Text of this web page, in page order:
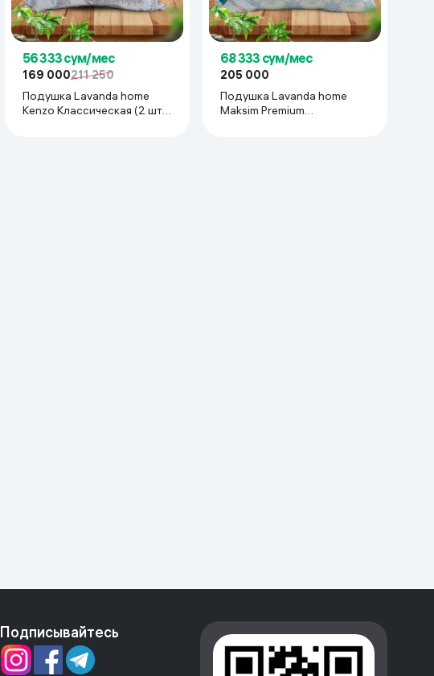
56 333 сум/мес
169 000211 250
Подушка Lavanda home
Kenzo Классическая (2 шт),
68 333 сум/мес
205 000
Подушка Lavanda home
Maksim Premium
Подписывайтесь